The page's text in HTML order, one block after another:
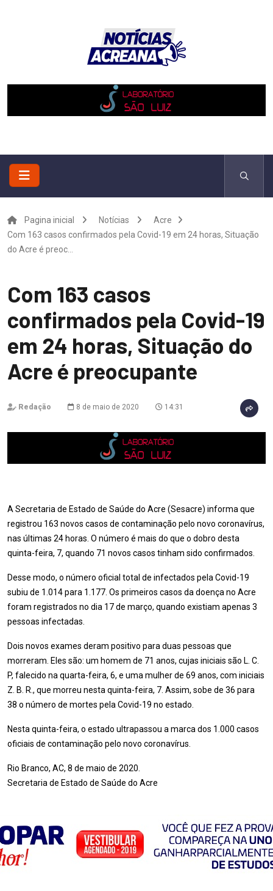
Pagina inicial Notícias
Acre
Com 163 casos confirmados pela Covid-19 em 24 horas, Situação
do Acre é preoc...
Com 163 casos
confirmados pela Covid-19
em 24 horas, Situação do
Acre é preocupante
Redação 8 de maio de 2020 14:31
A Secretaria de Estado de Saúde do Acre (Sesacre) informa que
registrou 163 novos casos de contaminação pelo novo coronavírus,
nas últimas 24 horas. O número é mais do que o dobro desta
quinta-feira, 7, quando 71 novos casos tinham sido confirmados.
Desse modo, o número oficial total de infectados pela Covid-19
subiu de 1.014 para 1.177. Os primeiros casos da doença no Acre
foram registrados no dia 17 de março, quando existiam apenas 3
pessoas infectadas.
Dois novos exames deram positivo para duas pessoas que
morreram. Eles são: um homem de 71 anos, cujas iniciais são L. C.
P, falecido na quarta-feira, 6, e uma mulher de 69 anos, com iniciais
Z. B. R., que morreu nesta quinta-feira, 7. Assim, sobe de 36 para
38 o número de mortes pela Covid-19 no estado.
Nesta quinta-feira, o estado ultrapassou a marca dos 1.000 casos
oficiais de contaminação pelo novo coronavírus.
Rio Branco, AC, 8 de maio de 2020.
Secretaria de Estado de Saúde do Acre